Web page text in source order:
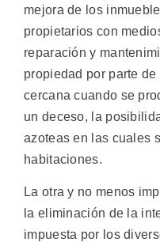
mejora de los
propietarios con
reparación y
propiedad por parte
cercana cuando se
un deceso, la
azoteas en las cuales
habitaciones.
La otra y no menos
la eliminación de la
impuesta por los